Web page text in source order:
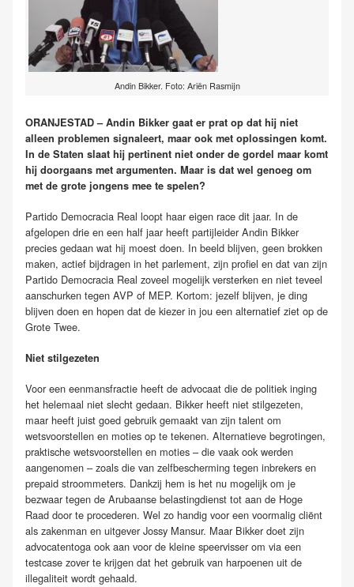
Andin Bikker. Foto: Ariën Rasmijn
ORANJESTAD – Andin Bikker gaat er prat op dat hij niet
alleen problemen signaleert, maar ook met oplossingen komt.
In de Staten slaat hij pertinent niet onder de gordel maar komt
hij doorgaans met argumenten. Maar is dat wel genoeg om
met de grote jongens mee te spelen?
Partido Democracia Real loopt haar eigen race dit jaar. In de
afgelopen drie en een half jaar heeft partijleider Andin Bikker
precies gedaan wat hij moest doen. In beeld blijven, geen brokken
maken, actief bijdragen in het parlement, zijn profiel en dat van zijn
Partido Democracia Real zoveel mogelijk versterken en niet teveel
aanschurken tegen AVP of MEP. Kortom: jezelf blijven, je ding
blijven doen en hopen dat de kiezer in jou een alternatief ziet op de
Grote Twee.
Niet stilgezeten
Voor een eenmansfractie heeft de advocaat die de politiek inging
het helemaal niet slecht gedaan. Bikker heeft niet stilgezeten,
maar heeft juist goed gebruik gemaakt van zijn talent om
wetsvoorstellen en moties op te tekenen. Alternatieve begrotingen,
praktische wetsvoorstellen en moties – die vaak ook werden
aangenomen – zoals die van zelfbescherming tegen inbrekers en
prepaid stroommeters. Dankzij hem is het nu mogelijk om je
bezwaar tegen de Arubaanse belastingdienst tot aan de Hoge
Raad door te procederen. Wel zo handig voor een voormalig cliënt
als zakenman en uitgever Jossy Mansur. Maar Bikker doet zijn
advocatentoga ook aan voor de kleine speervisser om via een
testcase zover te krijgen dat het gebruik van harpoenen uit de
illegaliteit wordt gehaald.